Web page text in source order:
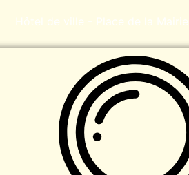
Hôtel de ville - Place de la